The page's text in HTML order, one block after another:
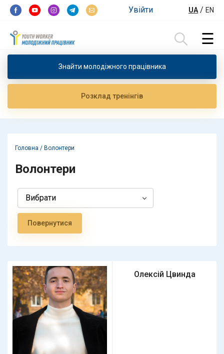
Перейти до контенту Увійти UA/ EN
Пошук: ☰
Знайти молодiжного працiвника
Розклад тренiнгiв
Головна / Волонтери
Волонтери
Повернутися
Олексій Цвинда